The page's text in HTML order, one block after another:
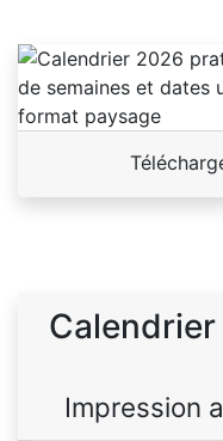
Impression